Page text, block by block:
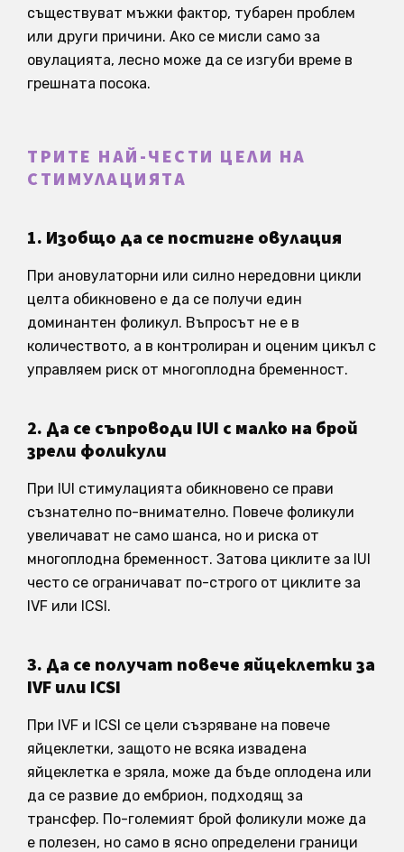
съществуват мъжки фактор, тубарен проблем
или други причини. Ако се мисли само за
овулацията, лесно може да се изгуби време в
грешната посока.
ТРИТЕ НАЙ-ЧЕСТИ ЦЕЛИ НА
СТИМУЛАЦИЯТА
1. Изобщо да се постигне овулация
При ановулаторни или силно нередовни цикли
целта обикновено е да се получи един
доминантен фоликул. Въпросът не е в
количеството, а в контролиран и оценим цикъл с
управляем риск от многоплодна бременност.
2. Да се съпроводи IUI с малко на брой
зрели фоликули
При IUI стимулацията обикновено се прави
съзнателно по-внимателно. Повече фоликули
увеличават не само шанса, но и риска от
многоплодна бременност. Затова циклите за IUI
често се ограничават по-строго от циклите за
IVF или ICSI.
3. Да се получат повече яйцеклетки за
IVF или ICSI
При IVF и ICSI се цели съзряване на повече
яйцеклетки, защото не всяка извадена
яйцеклетка е зряла, може да бъде оплодена или
да се развие до ембрион, подходящ за
трансфер. По-големият брой фоликули може да
е полезен, но само в ясно определени граници